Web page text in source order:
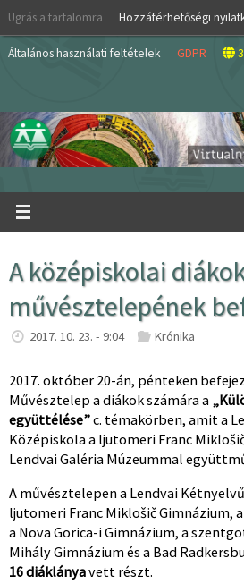
Skip
content
Ugrás a tartalomra Hozzáférhetőségi
Általános használati feltételek GDPR
A középiskolai
művésztelepének
2017. 10. 23. - 9:04 Krónika
2017. október 20-án, pénteken
Művésztelep a diákok számára a
együttélése”c. témakörben, amit a
Középiskola a ljutomeri Franc
Lendvai Galéria Múzeummal
A művésztelepen a Lendvai
ljutomeri Franc Miklošič Gimnázium,
a Nova Gorica-i Gimnázium, a
Mihály Gimnázium és a Bad
16 diáklányavett részt.